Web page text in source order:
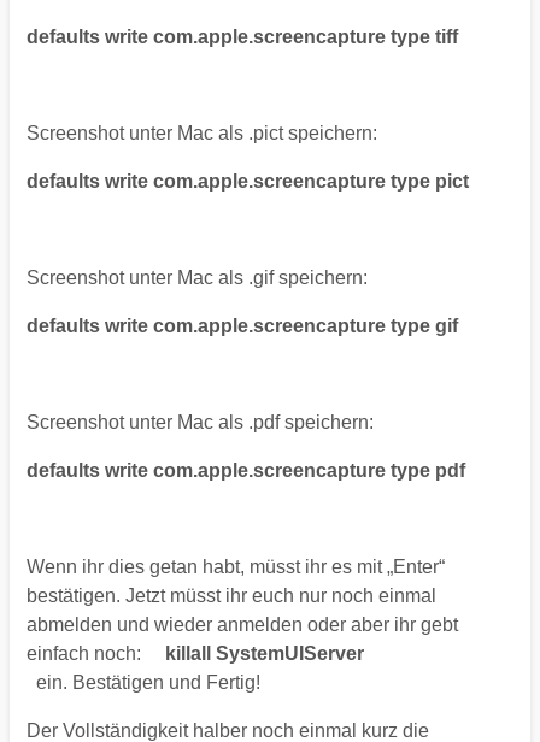
defaults write com.apple.screencapture type tiff
Screenshot unter Mac als .pict speichern:
defaults write com.apple.screencapture type pict
Screenshot unter Mac als .gif speichern:
defaults write com.apple.screencapture type gif
Screenshot unter Mac als .pdf speichern:
defaults write com.apple.screencapture type pdf
Wenn ihr dies getan habt, müsst ihr es mit „Enter“
bestätigen. Jetzt müsst ihr euch nur noch einmal
abmelden und wieder anmelden oder aber ihr gebt
einfach noch:
killall SystemUIServer
ein. Bestätigen und Fertig!
Der Vollständigkeit halber noch einmal kurz die